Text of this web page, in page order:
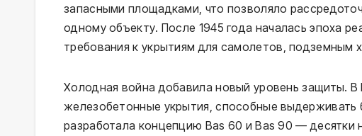
запасными площадками, что позволяло
одному объекту. После 1945 года началась эпоха
требования к укрытиям для самолетов,
Холодная война добавила новый уровень защиты.
железобетонные укрытия, способные
разработала концепцию Bas 60 и Bas 90 — десятки